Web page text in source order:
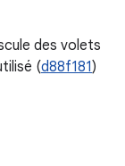
des volets
(d88f181)